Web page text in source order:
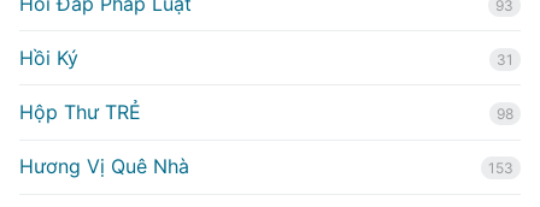
93
Hồi Ký 31
Hộp Thư TRẺ 98
Hương Vị Quê Nhà 153